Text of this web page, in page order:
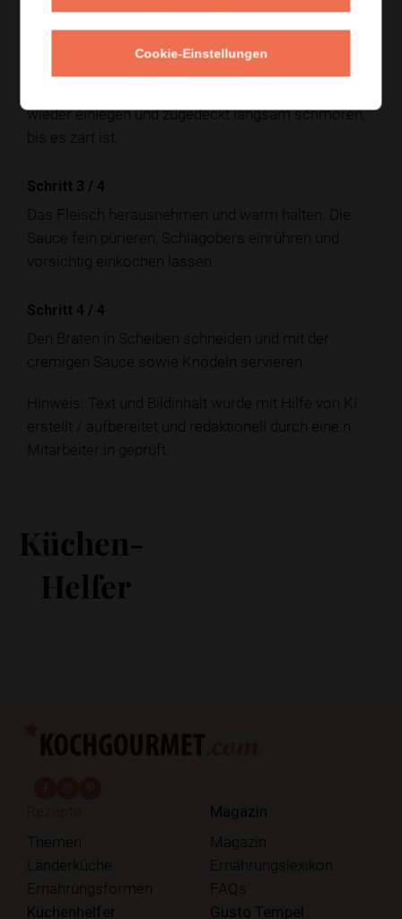
anrösten.
wieder einlegen und zugedeckt langsam schmoren,
bis es zart ist.
Schritt 3 / 4
Das Fleisch herausnehmen und warm halten. Die
Sauce fein pürieren, Schlagobers einrühren und
vorsichtig einkochen lassen.
Schritt 4 / 4
Den Braten in Scheiben schneiden und mit der
cremigen Sauce sowie Knödeln servieren.
Hinweis: Text und Bildinhalt wurde mit Hilfe von KI
erstellt / aufbereitet und redaktionell durch eine:n
Mitarbeiter:in geprüft.
Küchen-
Helfer
Themen
Länderküche
Ernährungsformen
Magazin
Magazin
Ernährungslexikon
FAQs
Küchenhelfer Gusto Tempel
Cookie-Einstellungen